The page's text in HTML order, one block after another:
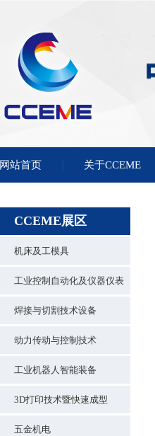
网站首页 关于CCEME
CCEME展区
机床及工模具
工业控制自动化及仪器仪表
焊接与切割技术设备
动力传动与控制技术
工业机器人智能装备
3D打印技术暨快速成型
五金机电